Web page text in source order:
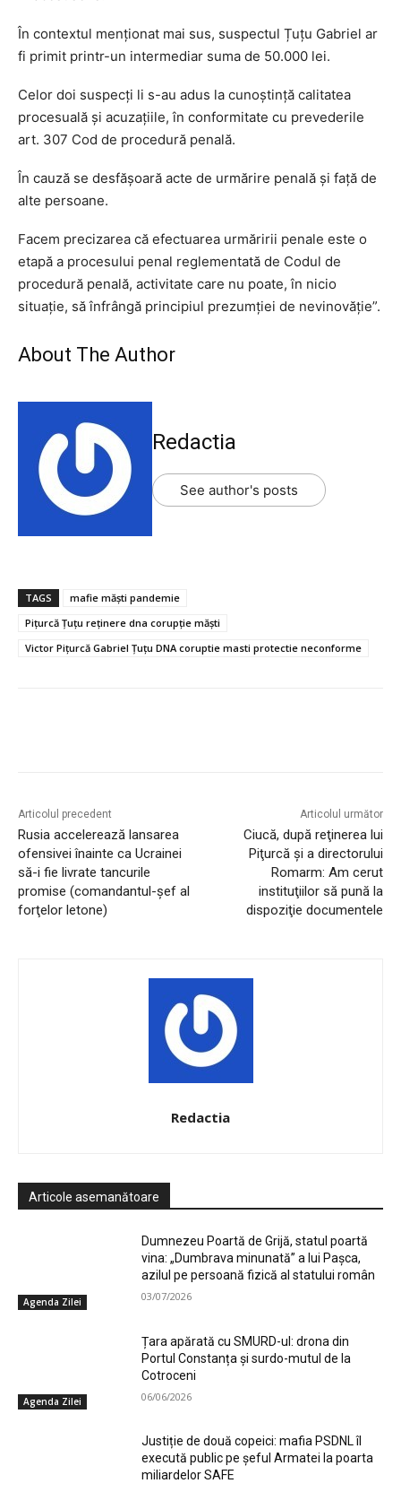
În contextul menționat mai sus, suspectul Țuțu Gabriel ar
fi primit printr-un intermediar suma de 50.000 lei.
Celor doi suspecți li s-au adus la cunoștință calitatea
procesuală și acuzațiile, în conformitate cu prevederile
art. 307 Cod de procedură penală.
În cauză se desfășoară acte de urmărire penală și față de
alte persoane.
Facem precizarea că efectuarea urmăririi penale este o
etapă a procesului penal reglementată de Codul de
procedură penală, activitate care nu poate, în nicio
situație, să înfrângă principiul prezumției de nevinovăție”.
About The Author
Redactia
See author's posts
TAGS
mafie măști pandemie
Pițurcă Țuțu reținere dna corupție măști
Victor Pițurcă Gabriel Țuțu DNA coruptie masti protectie neconforme
Articolul precedent
Rusia accelerează lansarea
ofensivei înainte ca Ucrainei
să-i fie livrate tancurile
promise (comandantul-şef al
forţelor letone)
Articolul următor
Ciucă, după reţinerea lui
Piţurcă şi a directorului
Romarm: Am cerut
instituţiilor să pună la
dispoziţie documentele
Redactia
Articole asemanătoare
Agenda Zilei
Dumnezeu Poartă de Grijă, statul poartă
vina: „Dumbrava minunată” a lui Pașca,
azilul pe persoană fizică al statului român
03/07/2026
Agenda Zilei
Țara apărată cu SMURD-ul: drona din
Portul Constanța și surdo-mutul de la
Cotroceni
06/06/2026
Justiție de două copeici: mafia PSDNL îl
execută public pe șeful Armatei la poarta
miliardelor SAFE